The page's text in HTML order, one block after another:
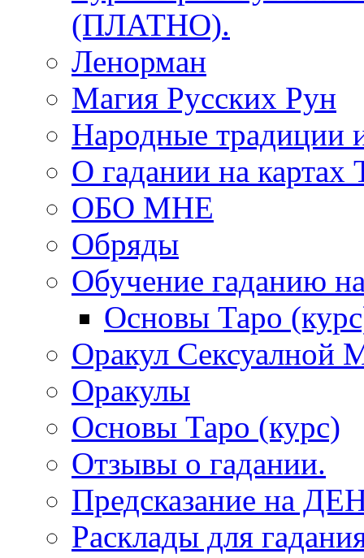
(ПЛАТНО).
Ленорман
Магия Русских Рун
Народные традиции
О гадании на картах
ОБО МНЕ
Обряды
Обучение гаданию
Основы Таро
Оракул Сексуалной
Оракулы
Основы Таро (курс)
Отзывы о гадании.
Предсказание на
Расклады для